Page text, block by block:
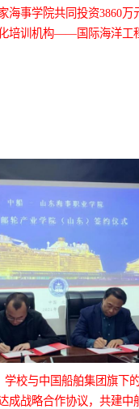
海事学院共同投资3860万
培训机构——国际海洋工
学校与中国船舶集团旗下
成战略合作协议，共建中